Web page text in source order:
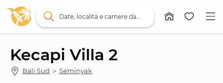
Kecapi Villa 2
Bali Sud ＞ Seminyak